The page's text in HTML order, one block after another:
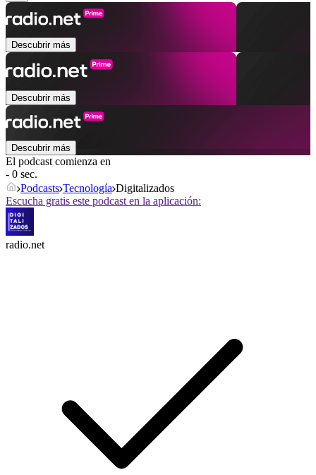
Descubrir más
Descubrir más
Descubrir más
El podcast comienza en
- 0 sec.
Podcasts Tecnología Digitalizados
Escucha gratis este podcast en la aplicación:
radio.net